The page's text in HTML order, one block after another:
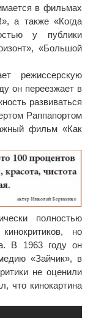
в фильмах
а также «Когда
у публики
«Большой
режиссерскую
он переезжает в
развиваться
Раппапортом
фильм «Как
полностью
но
В 1963 году он
«Зайчик», в
не оценили
что кинокартина